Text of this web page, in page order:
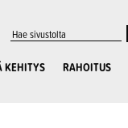
KEHITYS RAHOITUS